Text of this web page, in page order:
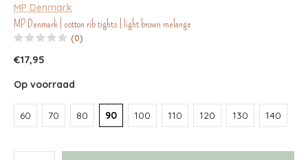
MP Denmark
MP Denmark | cotton rib tights | light brown melange
(0)
€17,95
Op voorraad
60 70 80 90 100 110 120 130 140